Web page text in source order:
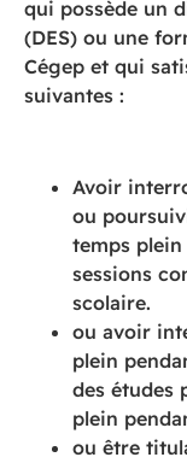
qui possède un
(DES) ou une
Cégep et qui
suivantes :
Avoir
ou
temps
sessions
scolaire.
ou avoir
plein
des études
plein
ou être